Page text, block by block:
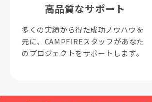
高品質なサポート
多くの実績から得た成功ノウハウを
元に、CAMPFIREスタッフがあなた
のプロジェクトをサポートします。